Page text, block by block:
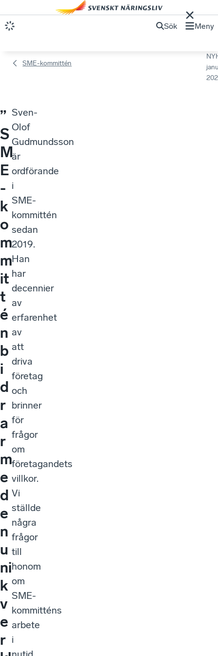
Sök Meny
SME-kommittén
”
S
M
E
-
k
o
m
m
it
t
é
n
b
i
d
r
a
r
m
e
d
e
n
u
ni
k
v
e
r
Sven-
Olof
Gudmundsson
är
ordförande
i
SME-
kommittén
sedan
2019.
Han
har
decennier
av
erfarenhet
av
att
driva
företag
och
brinner
för
frågor
om
företagandets
villkor.
Vi
ställde
några
frågor
till
honom
om
SME-
kommitténs
arbete
i